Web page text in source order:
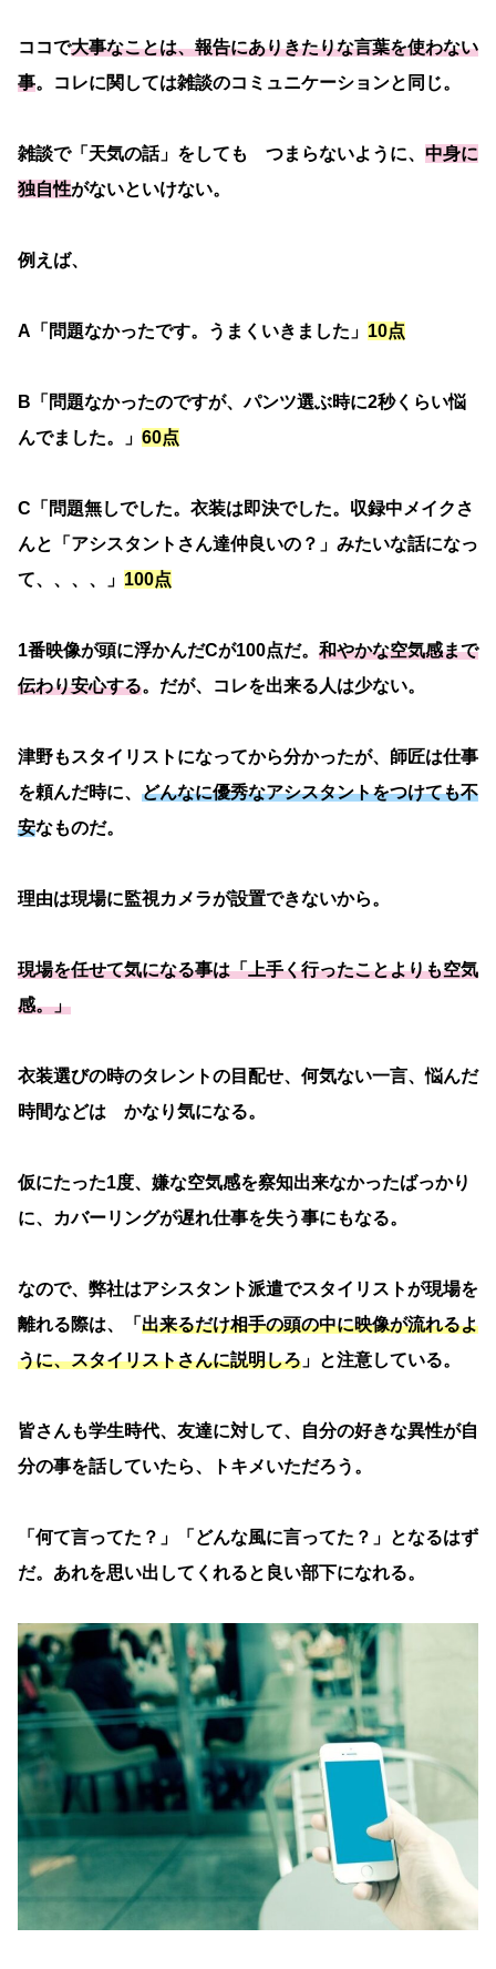
ココで大事なことは、報告にありきたりな言葉を使わない
事。コレに関しては雑談のコミュニケーションと同じ。
雑談で「天気の話」をしても つまらないように、 中身に
独自性がないといけない。
例えば、
A「問題なかったです。うまくいきました」 10点
B「問題なかったのですが、パンツ選ぶ時に2秒くらい悩
んでました。」 60点
C「問題無しでした。衣装は即決でした。収録中メイクさ
んと「アシスタントさん達仲良いの？」みたいな話になっ
て、、、、」 100点
1番映像が頭に浮かんだCが100点だ。 和やかな空気感まで
伝わり安心する。だが、コレを出来る人は少ない。
津野もスタイリストになってから分かったが、師匠は仕事
を頼んだ時に、 どんなに優秀なアシスタントをつけても不
安なものだ。
理由は現場に監視カメラが設置できないから。
現場を任せて気になる事は「上手く行ったことよりも空気
感。」
衣装選びの時のタレントの目配せ、何気ない一言、悩んだ
時間などは かなり気になる。
仮にたった1度、嫌な空気感を察知出来なかったばっかり
に、カバーリングが遅れ仕事を失う事にもなる。
なので、弊社はアシスタント派遣でスタイリストが現場を
離れる際は、「 出来るだけ相手の頭の中に映像が流れるよ
うに、スタイリストさんに説明しろ 」と注意している。
皆さんも学生時代、友達に対して、自分の好きな異性が自
分の事を話していたら、トキメいただろう。
「何て言ってた？」「どんな風に言ってた？」となるはず
だ。あれを思い出してくれると良い部下になれる。